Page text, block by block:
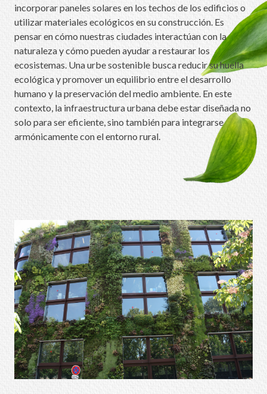
incorporar paneles solares en los techos de los edificios o
utilizar materiales ecológicos en su construcción. Es
pensar en cómo nuestras ciudades interactúan con la
naturaleza y cómo pueden ayudar a restaurar los
ecosistemas. Una urbe sostenible busca reducir su huella
ecológica y promover un equilibrio entre el desarrollo
humano y la preservación del medio ambiente. En este
contexto, la infraestructura urbana debe estar diseñada no
solo para ser eficiente, sino también para integrarse
armónicamente con el entorno rural.